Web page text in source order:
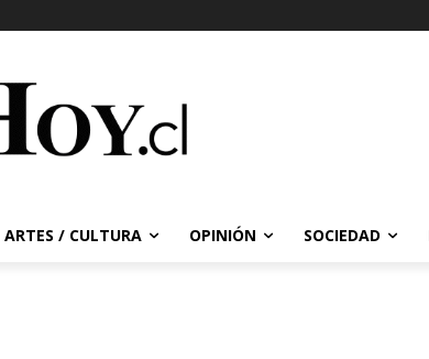
ARTES / CULTURA OPINIÓN SOCIEDAD